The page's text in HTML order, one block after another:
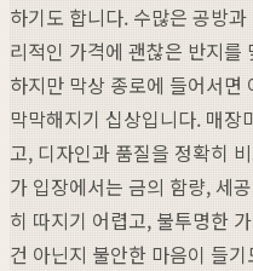
하기도 합니다. 수많은 공방
리적인 가격에 괜찮은 반지를
하지만 막상 종로에 들어서면
막막해지기 십상입니다. 매장
고, 디자인과 품질을 정확히
가 입장에서는 금의 함량, 세
히 따지기 어렵고, 불투명한
건 아닌지 불안한 마음이 들